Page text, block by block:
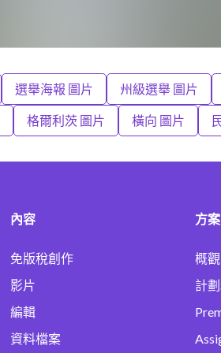
選舉海報 圖片 州級選舉 圖片
格爾利茨 圖片 橫向 圖片
內容
免版稅創作
影片
編輯
資料檔案
方案
概觀
計